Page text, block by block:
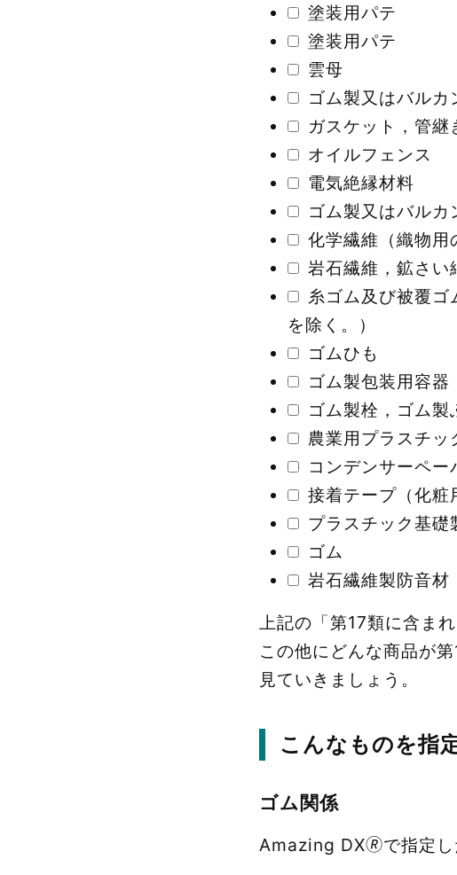
塗装用パテ
塗装用パテ
雲母
ゴム製又はバルカ
ガスケット，管
オイルフェンス
電気絶縁材料
ゴム製又はバル
化学繊維（織物用
岩石繊維，鉱さい
糸ゴム及び被覆
を除く。）
ゴムひも
ゴム製包装用容器
ゴム製栓，ゴム製
農業用プラスチッ
コンデンサーペ
接着テープ（化粧
プラスチック基礎
ゴム
岩石繊維製防音材
上記の「第17類に含ま
この他にどんな商品が
見ていきましょう。
こんなものを指
ゴム関係
Amazing DX🄬で指定し